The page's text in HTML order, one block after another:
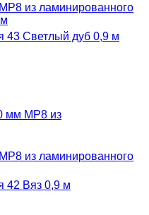
из ламинированного
из ламинированного